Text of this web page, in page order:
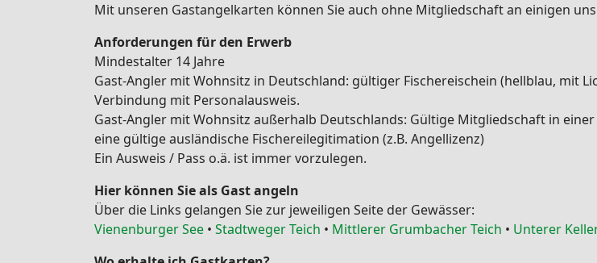
Mit unseren Gastangelkarten können Sie auch ohne Mitgliedschaft an einigen
Anforderungen für den Erwerb
Mindestalter 14 Jahre
Gast-Angler mit Wohnsitz in Deutschland: gültiger Fischereischein (hellblau, mit
Verbindung mit Personalausweis.
Gast-Angler mit Wohnsitz außerhalb Deutschlands: Gültige Mitgliedschaft in
eine gültige ausländische Fischereilegitimation (z.B. Angellizenz)
Ein Ausweis / Pass o.ä. ist immer vorzulegen.
Hier können Sie als Gast angeln
Über die Links gelangen Sie zur jeweiligen Seite der Gewässer:
Vienenburger See • Stadtweger Teich • Mittlerer Grumbacher Teich • Unterer